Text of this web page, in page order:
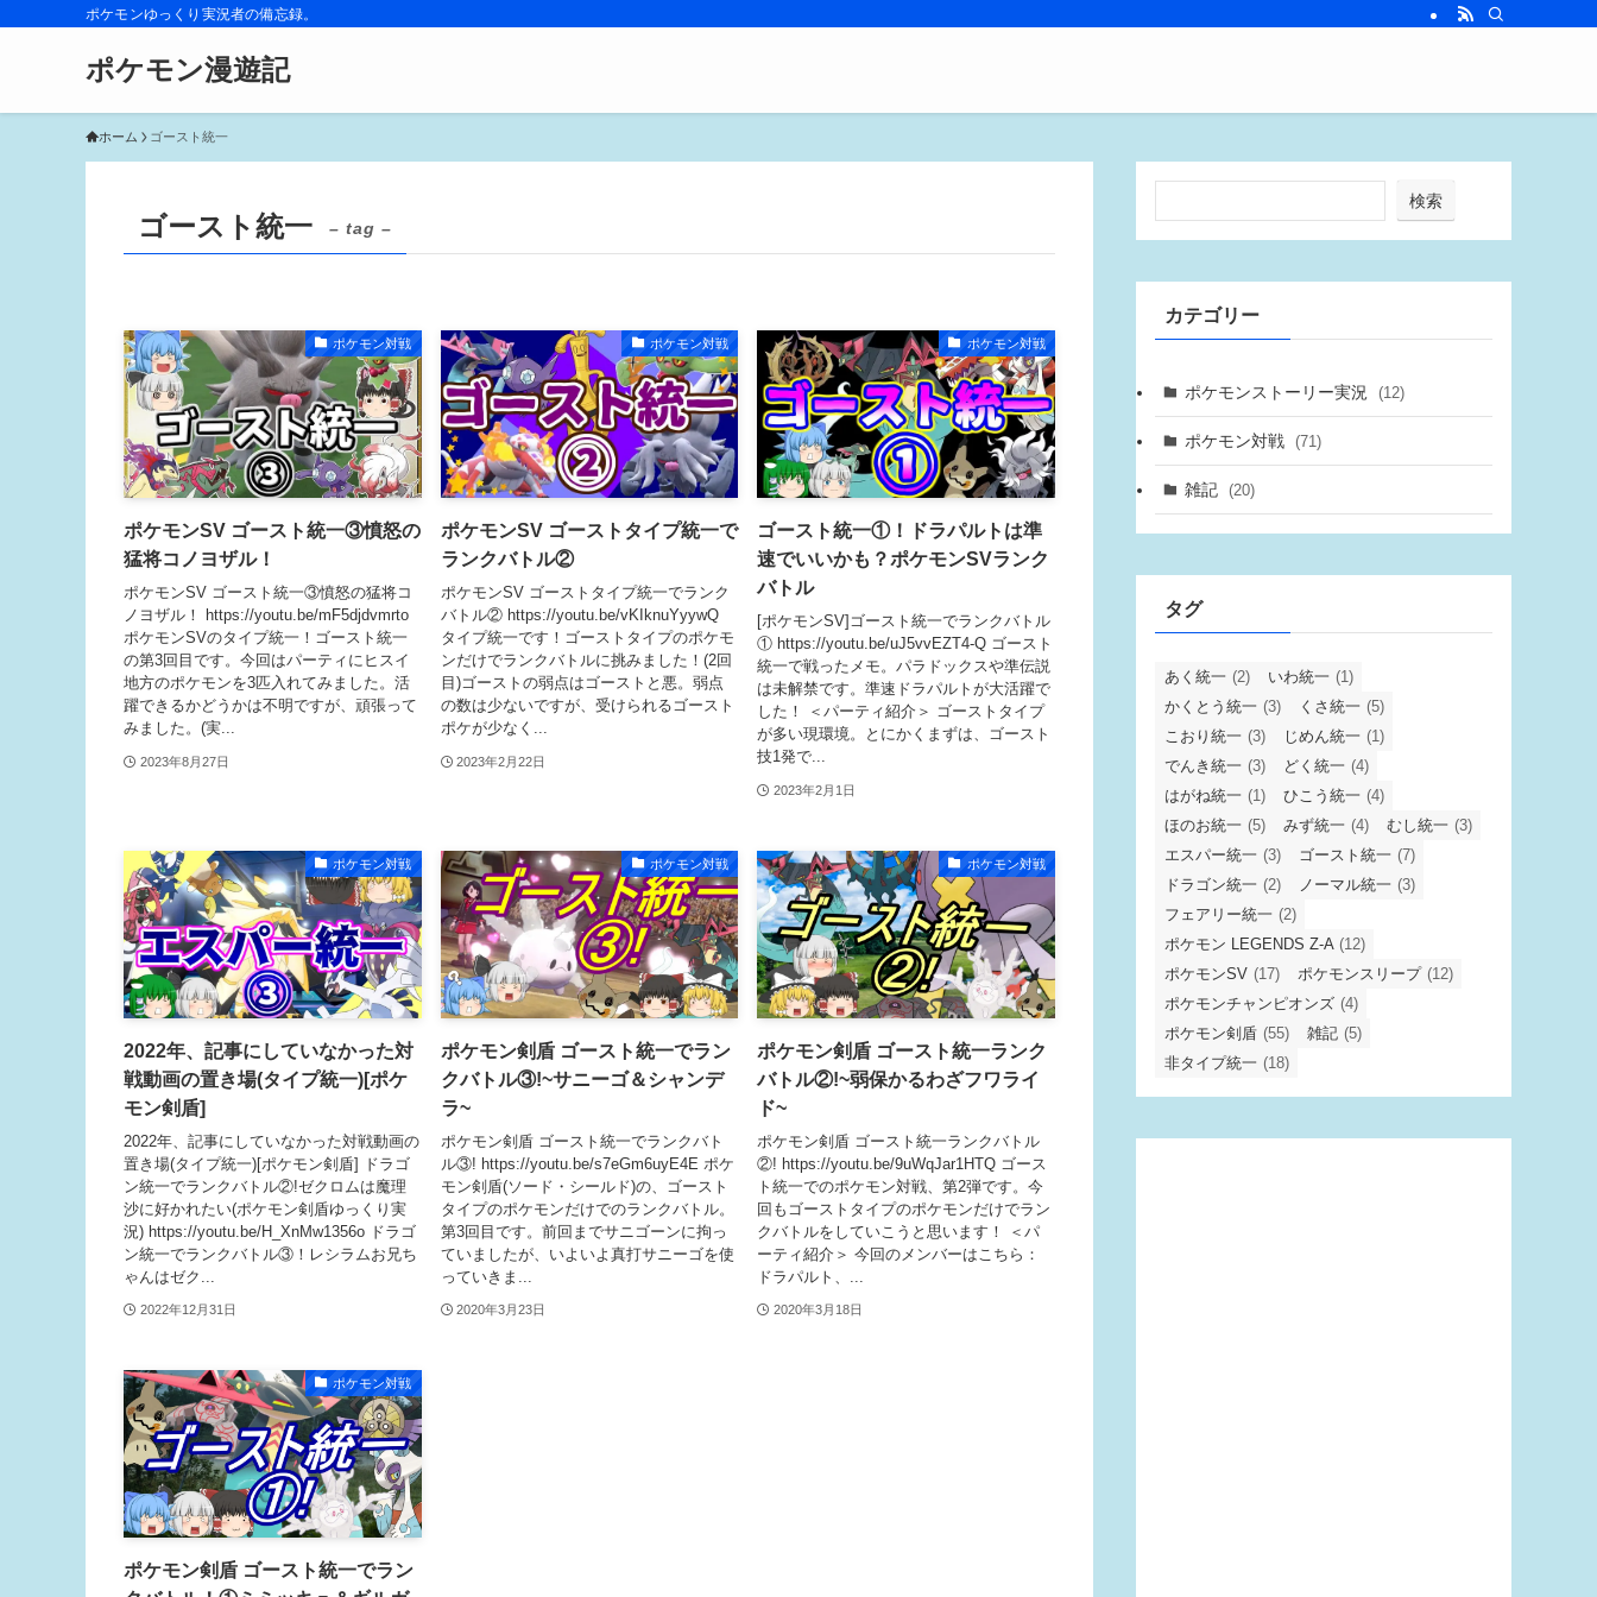
ポケモンゆっくり実況者の備忘録。
ポケモン漫遊記
ホーム ゴースト統一
ゴースト統一 – tag –
ポケモン対戦
ポケモンSV ゴースト統一③憤怒の
猛将コノヨザル！
ポケモンSV ゴースト統一③憤怒の猛将コ
ノヨザル！ https://youtu.be/mF5djdvmrto
ポケモンSVのタイプ統一！ゴースト統一
の第3回目です。今回はパーティにヒスイ
地方のポケモンを3匹入れてみました。活
躍できるかどうかは不明ですが、頑張って
みました。(実...
2023年8月27日
ポケモン対戦
ポケモンSV ゴーストタイプ統一で
ランクバトル②
ポケモンSV ゴーストタイプ統一でランク
バトル② https://youtu.be/vKIknuYyywQ
タイプ統一です！ゴーストタイプのポケモ
ンだけでランクバトルに挑みました！(2回
目)ゴーストの弱点はゴーストと悪。弱点
の数は少ないですが、受けられるゴースト
ポケが少なく...
2023年2月22日
ポケモン対戦
ゴースト統一①！ドラパルトは準
速でいいかも？ポケモンSVランク
バトル
[ポケモンSV]ゴースト統一でランクバトル
① https://youtu.be/uJ5vvEZT4-Q ゴースト
統一で戦ったメモ。パラドックスや準伝説
は未解禁です。準速ドラパルトが大活躍で
した！ ＜パーティ紹介＞ ゴーストタイプ
が多い現環境。とにかくまずは、ゴースト
技1発で...
2023年2月1日
ポケモン対戦
2022年、記事にしていなかった対
戦動画の置き場(タイプ統一)[ポケ
モン剣盾]
2022年、記事にしていなかった対戦動画の
置き場(タイプ統一)[ポケモン剣盾] ドラゴ
ン統一でランクバトル②!ゼクロムは魔理
沙に好かれたい(ポケモン剣盾ゆっくり実
況) https://youtu.be/H_XnMw1356o ドラゴ
ン統一でランクバトル③！レシラムお兄ち
ゃんはゼク...
2022年12月31日
ポケモン対戦
ポケモン剣盾 ゴースト統一でラン
クバトル③!~サニーゴ＆シャンデ
ラ~
ポケモン剣盾 ゴースト統一でランクバト
ル③! https://youtu.be/s7eGm6uyE4E ポケ
モン剣盾(ソード・シールド)の、ゴースト
タイプのポケモンだけでのランクバトル。
第3回目です。前回までサニゴーンに拘っ
ていましたが、いよいよ真打サニーゴを使
っていきま...
2020年3月23日
ポケモン対戦
ポケモン剣盾 ゴースト統一ランク
バトル②!~弱保かるわざフワライ
ド~
ポケモン剣盾 ゴースト統一ランクバトル
②! https://youtu.be/9uWqJar1HTQ ゴース
ト統一でのポケモン対戦、第2弾です。今
回もゴーストタイプのポケモンだけでラン
クバトルをしていこうと思います！ ＜パ
ーティ紹介＞ 今回のメンバーはこちら：
ドラパルト、...
2020年3月18日
ポケモン対戦
ポケモン剣盾 ゴースト統一でラン
検索
カテゴリー
ポケモンストーリー実況 (12)
ポケモン対戦 (71)
雑記 (20)
タグ
あく統一 (2) いわ統一 (1)
かくとう統一 (3) くさ統一 (5)
こおり統一 (3) じめん統一 (1)
でんき統一 (3) どく統一 (4)
はがね統一 (1) ひこう統一 (4)
ほのお統一 (5) みず統一 (4) むし統一 (3)
エスパー統一 (3) ゴースト統一 (7)
ドラゴン統一 (2) ノーマル統一 (3)
フェアリー統一 (2)
ポケモン LEGENDS Z-A (12)
ポケモンSV (17) ポケモンスリープ (12)
ポケモンチャンピオンズ (4)
ポケモン剣盾 (55) 雑記 (5)
非タイプ統一 (18)